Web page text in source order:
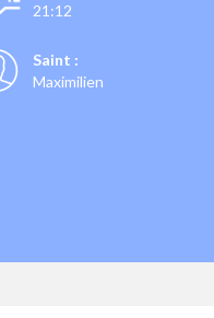
21:12
Saint :
Maximilien